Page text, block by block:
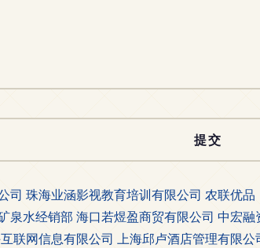
司 珠海业涵影视教育培训有限公司 农联优品
泉水经销部 海口若煜盈商贸有限公司 中宏融
联网信息有限公司 上海邱卢酒店管理有限公